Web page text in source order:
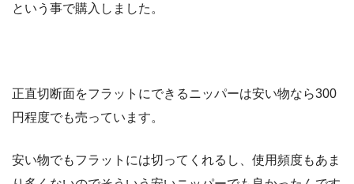
という事で購入しました。
正直切断面をフラットにできるニッパーは安い物なら300
円程度でも売っています。
安い物でもフラットには切ってくれるし、使用頻度もあま